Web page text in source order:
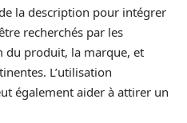
la description pour intégrer
recherchés par les
du produit, la marque, et
L’utilisation
également aider à attirer un